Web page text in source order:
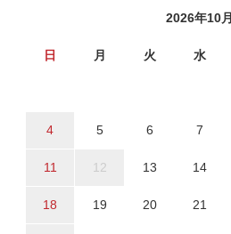
2026年10月
日 月 火 水
4 5 6 7
11 12 13 14
18 19 20 21